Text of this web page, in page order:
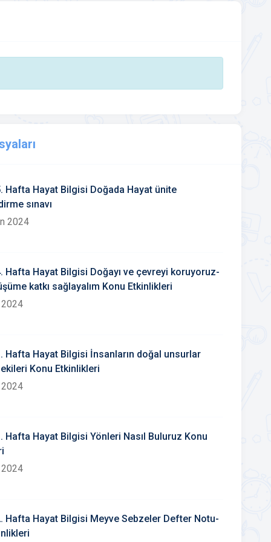
Hafta Hayat Bilgisi Doğada Hayat ünite
sınavı
2024
Hafta Hayat Bilgisi Doğayı ve çevreyi koruyoruz-
katkı sağlayalım Konu Etkinlikleri
2024
Hafta Hayat Bilgisi İnsanların doğal unsurlar
Konu Etkinlikleri
2024
Hafta Hayat Bilgisi Yönleri Nasıl Buluruz Konu
2024
Hafta Hayat Bilgisi Meyve Sebzeler Defter Notu-